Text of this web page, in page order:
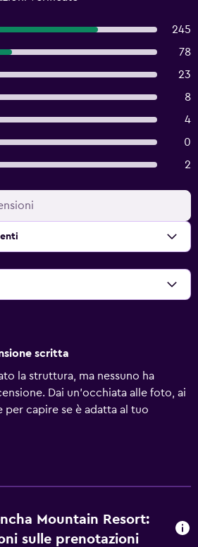
245
78
23
8
4
0
2
scritta
la struttura, ma nessuno ha
Dai un'occhiata alle foto, ai
per capire se è adatta al tuo
Mountain Resort:
sulle prenotazioni